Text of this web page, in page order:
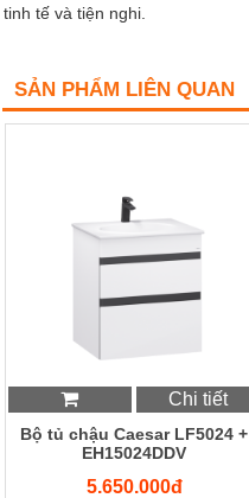
tinh tế và tiện nghi.
SẢN PHẨM LIÊN QUAN
Chi tiết
Bộ tủ chậu Caesar LF5024 +
EH15024DDV
5.650.000đ